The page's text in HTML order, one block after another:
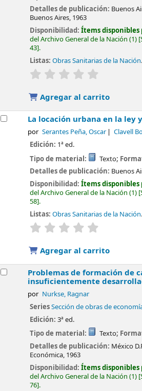
Detalles de publicación: Buenos
Buenos Aires, 1963
Disponibilidad:Ítems disponibles
del Archivo General de la Nación (1)
43 .
Listas: Obras Sanitarias de la Nación.
valoración
Agregar al carrito
La locación urbana en la ley
por Serantes Peña, Oscar Clavell
Edición: 1ª ed.
Tipo de material:
Texto;
Detalles de publicación: Buenos
Disponibilidad:Ítems disponibles
del Archivo General de la Nación (1)
58 .
Listas: Obras Sanitarias de la Nación.
valoración
Agregar al carrito
Problemas de formación de
insuficientemente
por Nurkse, Ragnar
SeriesSección de obras de
Edición:3ª ed.
Tipo de material:
Texto;
Detalles de publicación: México
Económica, 1963
Disponibilidad:Ítems disponibles
del Archivo General de la Nación (1)
76 .